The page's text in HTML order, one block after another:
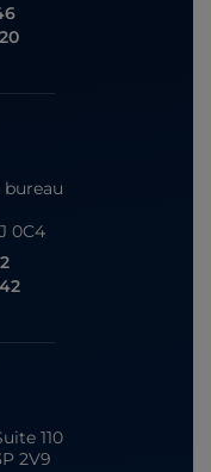
bureau
0C4
110
2V9